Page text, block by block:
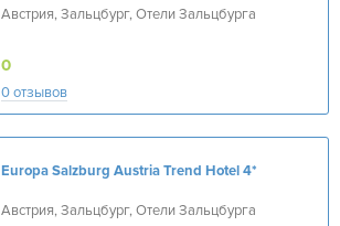
Австрия, Зальцбург, Отели Зальцбурга
0
0 отзывов
Europa Salzburg Austria Trend Hotel4*
Австрия, Зальцбург, Отели Зальцбурга